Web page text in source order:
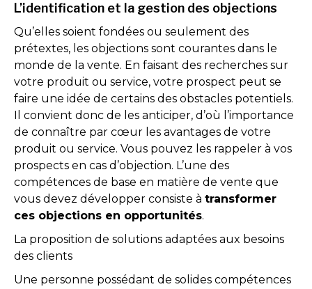
L’identification et la gestion des objections
Qu’elles soient fondées ou seulement des
prétextes, les objections sont courantes dans le
monde de la vente. En faisant des recherches sur
votre produit ou service, votre prospect peut se
faire une idée de certains des obstacles potentiels.
Il convient donc de les anticiper, d’où l’importance
de connaître par cœur les avantages de votre
produit ou service. Vous pouvez les rappeler à vos
prospects en cas d’objection. L’une des
compétences de base en matière de vente que
vous devez développer consiste à transformer
ces objections en opportunités.
La proposition de solutions adaptées aux besoins
des clients
Une personne possédant de solides compétences